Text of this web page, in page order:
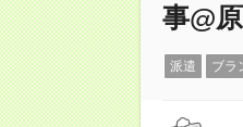
事@
派遣 ブラ